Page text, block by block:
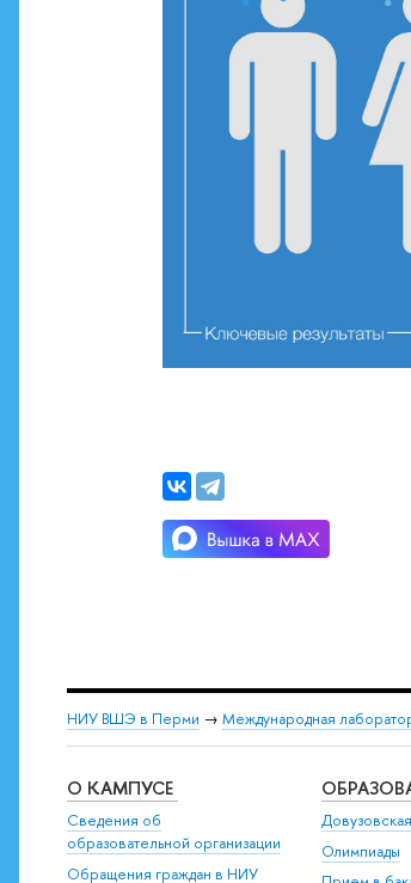
НИУ ВШЭ в Перми → Международная
О КАМПУСЕ
Сведения об
образовательной организации
Обращения граждан в НИУ
Олимпиады